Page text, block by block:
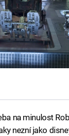
na minulost
nezní jako